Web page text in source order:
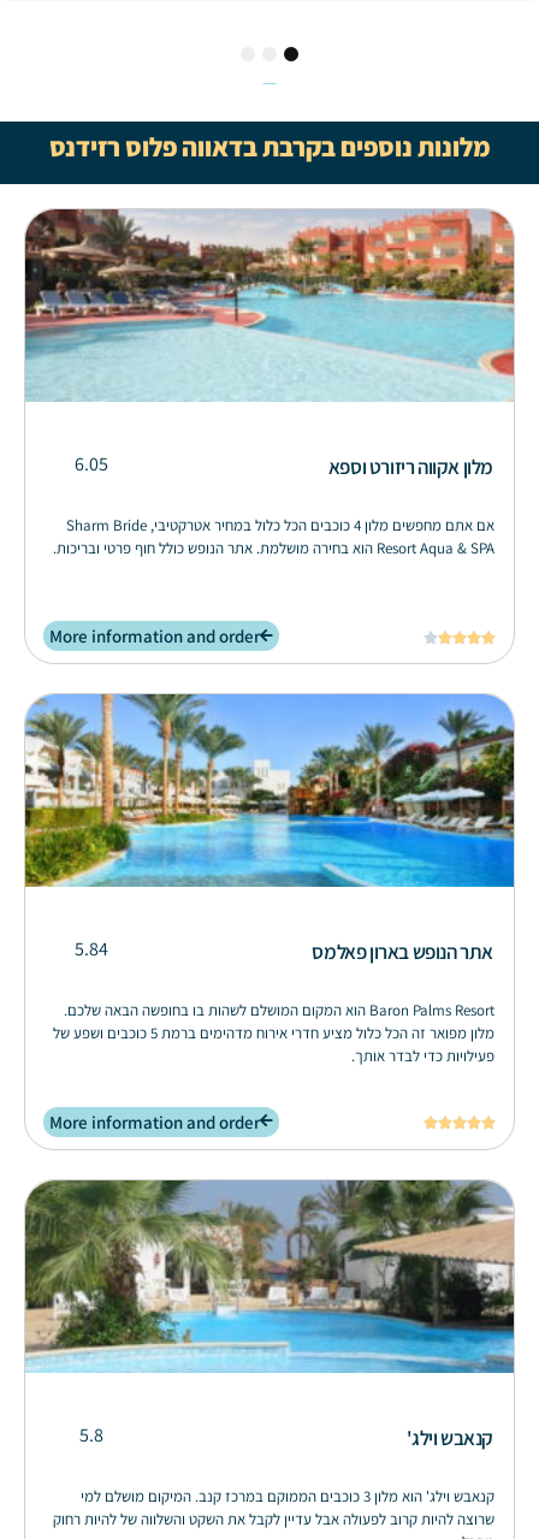
מלונות נוספים בקרבת בדאווה פלוס רזידנס
מלון אקווה ריזורט וספא 6.05
אם אתם מחפשים מלון 4 כוכבים הכל כלול במחיר אטרקטיבי, Sharm Bride
Resort Aqua & SPA הוא בחירה מושלמת. אתר הנופש כולל חוף פרטי ובריכות.





More information and order
אתר הנופש בארון פאלמס 5.84
Baron Palms Resort הוא המקום המושלם לשהות בו בחופשה הבאה שלכם.
מלון מפואר זה הכל כלול מציע חדרי אירוח מדהימים ברמת 5 כוכבים ושפע של
פעילויות כדי לבדר אותך.





More information and order
קנאבש וילג' 5.8
קנאבש וילג' הוא מלון 3 כוכבים הממוקם במרכז קנב. המיקום מושלם למי
שרוצה להיות קרוב לפעולה אבל עדיין לקבל את השקט והשלווה של להיות רחוק